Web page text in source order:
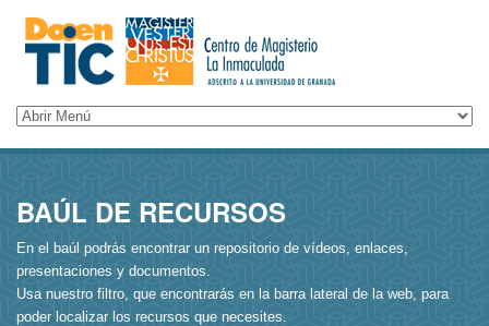
BAÚL DE RECURSOS
En el baúl podrás encontrar un repositorio de vídeos, enlaces,
presentaciones y documentos.
Usa nuestro filtro, que encontrarás en la barra lateral de la web, para
poder localizar los recursos que necesites.